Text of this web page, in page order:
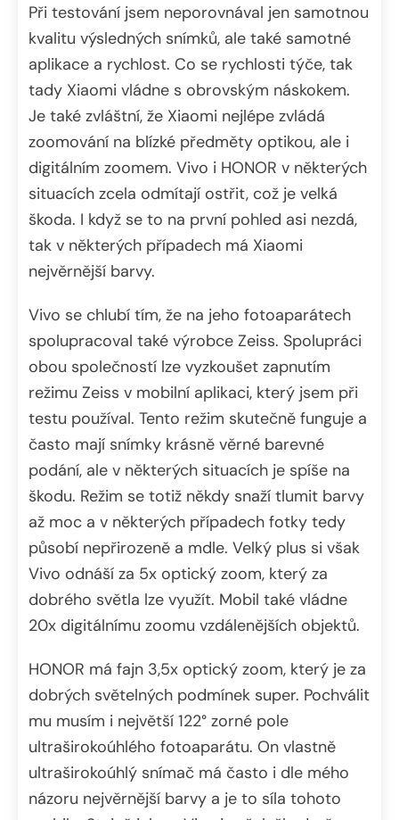
Při testování jsem neporovnával jen samotnou
kvalitu výsledných snímků, ale také samotné
aplikace a rychlost. Co se rychlosti týče, tak
tady Xiaomi vládne s obrovským náskokem.
Je také zvláštní, že Xiaomi nejlépe zvládá
zoomování na blízké předměty optikou, ale i
digitálním zoomem. Vivo i HONOR v některých
situacích zcela odmítají ostřit, což je velká
škoda. I když se to na první pohled asi nezdá,
tak v některých případech má Xiaomi
nejvěrnější barvy.
Vivo se chlubí tím, že na jeho fotoaparátech
spolupracoval také výrobce Zeiss. Spolupráci
obou společností lze vyzkoušet zapnutím
režimu Zeiss v mobilní aplikaci, který jsem při
testu používal. Tento režim skutečně funguje a
často mají snímky krásně věrné barevné
podání, ale v některých situacích je spíše na
škodu. Režim se totiž někdy snaží tlumit barvy
až moc a v některých případech fotky tedy
působí nepřirozeně a mdle. Velký plus si však
Vivo odnáší za 5x optický zoom, který za
dobrého světla lze využít. Mobil také vládne
20x digitálnímu zoomu vzdálenějších objektů.
HONOR má fajn 3,5x optický zoom, který je za
dobrých světelných podmínek super. Pochválit
mu musím i největší 122° zorné pole
ultraširokoúhlého fotoaparátu. On vlastně
ultraširokoúhlý snímač má často i dle mého
názoru nejvěrnější barvy a je to síla tohoto